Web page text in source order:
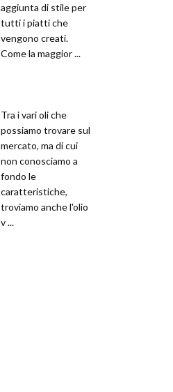
aggiunta di stile per
tutti i piatti che
vengono creati.
Come la maggior ...
Tra i vari oli che
possiamo trovare sul
mercato, ma di cui
non conosciamo a
fondo le
caratteristiche,
troviamo anche l'olio
v ...